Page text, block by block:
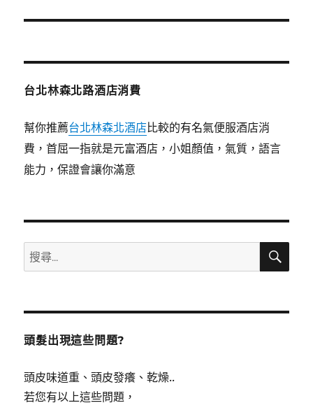
文
台北林森北路酒店消費
幫你推薦台北林森北酒店比較的有名氣便服酒店消
費，首屈一指就是元富酒店，小姐顏值，氣質，語言
能力，保證會讓你滿意
搜
尋
鍵
搜
頭髮出現這些問題?
頭皮味道重、頭皮發癢、乾燥..
若您有以上這些問題，